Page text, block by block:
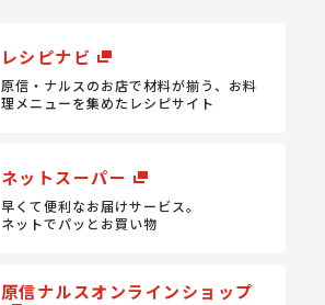
レシピナビ
原信・ナルスのお店で材料が揃う、 お料
理メニューを集めたレシピサイト
ネットスーパー
早くて便利なお届けサービス。
ネットでパッとお買い物
原信ナルスオンラインショップ